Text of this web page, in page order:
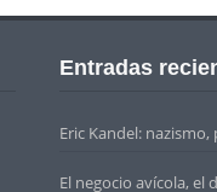
Entradas
Eric Kandel:
El negocio avícola,